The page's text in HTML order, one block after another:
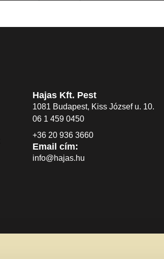
Hajas Kft. Pest
1081 Budapest, Kiss József u. 10.
06 1 459 0450
+36 20 936 3660
Email cím:
info@hajas.hu